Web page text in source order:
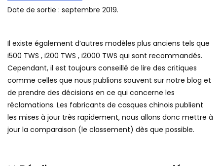
Date de sortie : septembre 2019.
Il existe également d’autres modèles plus anciens tels que
i500 TWS , i200 TWS , i2000 TWS qui sont recommandés.
Cependant, il est toujours conseillé de lire des critiques
comme celles que nous publions souvent sur notre blog et
de prendre des décisions en ce qui concerne les
réclamations. Les fabricants de casques chinois publient
les mises à jour très rapidement, nous allons donc mettre à
jour la comparaison (le classement) dès que possible.